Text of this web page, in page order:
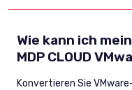
Wie kann ich
MDP CLOUD
Konvertieren Sie